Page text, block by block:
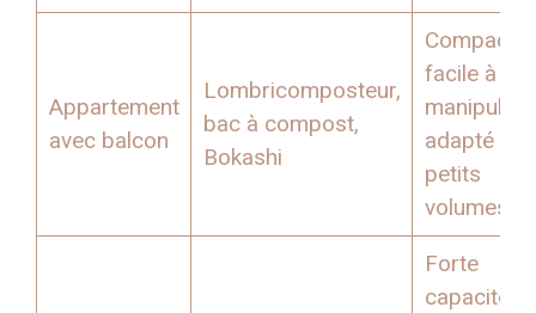
Appartement
avec balcon
Lombricomposteur,
bac à compost,
Bokashi
Compact,
facile à
manipuler,
adapté aux
petits
volumes
Forte
capacité,